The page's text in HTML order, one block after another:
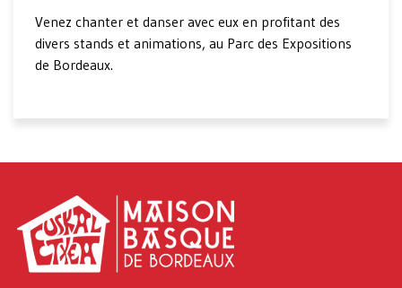
Venez chanter et danser avec eux en profitant des
divers stands et animations, au Parc des Expositions
de Bordeaux.